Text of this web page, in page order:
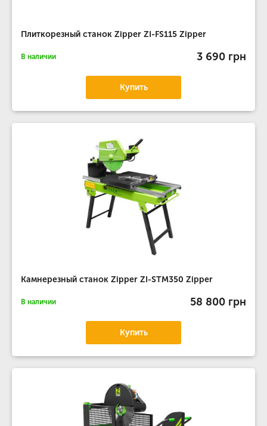
Плиткорезный станок Zipper ZI-FS115 Zipper
В наличии 3 690 грн
Купить
Камнерезный станок Zipper ZI-STM350 Zipper
В наличии 58 800 грн
Купить